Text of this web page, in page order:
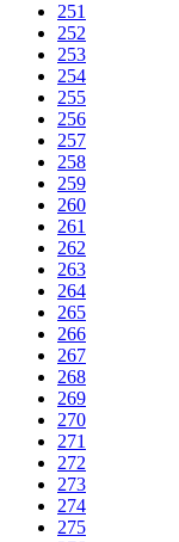
251
252
253
254
255
256
257
258
259
260
261
262
263
264
265
266
267
268
269
270
271
272
273
274
275